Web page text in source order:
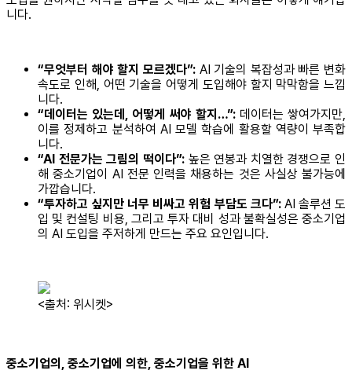
니다.
“무엇부터 해야 할지 모르겠다”:AI 기술의 복잡성과 빠른 변화
속도로 인해, 어떤 기술을 어떻게 도입해야 할지 막막함을 느낍
니다.
“데이터는 있는데, 어떻게 써야 할지…”:데이터는 쌓여가지만,
이를 정제하고 분석하여 AI 모델 학습에 활용할 역량이 부족합
니다.
“AI 전문가는 그림의 떡이다”:높은 연봉과 치열한 경쟁으로 인
해 중소기업이 AI 전문 인력을 채용하는 것은 사실상 불가능에
가깝습니다.
“투자하고 싶지만 너무 비싸고 위험 부담도 크다”:AI 솔루션 도
입 및 컨설팅 비용, 그리고 투자 대비 성과 불확실성은 중소기업
의 AI 도입을 주저하게 만드는 주요 요인입니다.
<출처: 위시켓>
중소기업의, 중소기업에 의한, 중소기업을 위한 AI